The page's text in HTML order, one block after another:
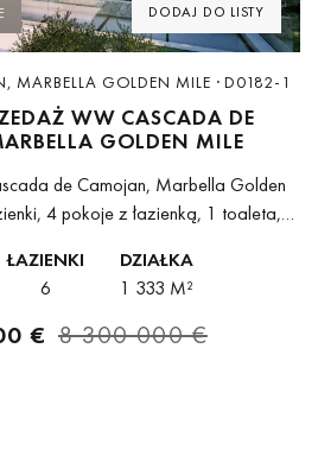
DODAJ DO LISTY
MARBELLA GOLDEN MILE · D0182-1
WW CASCADA DE
GOLDEN MILE
de Camojan, Marbella Golden
4 pokoje z łazienką, 1 toaleta,
ŁAZIENKI
6
DZIAŁKA
1 333 M²
€ 8 300 000 €